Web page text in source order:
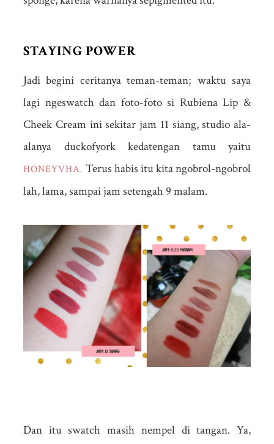
STAYING POWER
Jadi begini ceritanya teman-teman; waktu saya
lagi ngeswatch dan foto-foto si Rubiena Lip &
Cheek Cream ini sekitar jam 11 siang, studio ala-
alanya duckofyork kedatengan tamu yaitu
HONEYVHA. Terus habis itu kita ngobrol-ngobrol
lah, lama, sampai jam setengah 9 malam.
Dan itu swatch masih nempel di tangan. Ya,